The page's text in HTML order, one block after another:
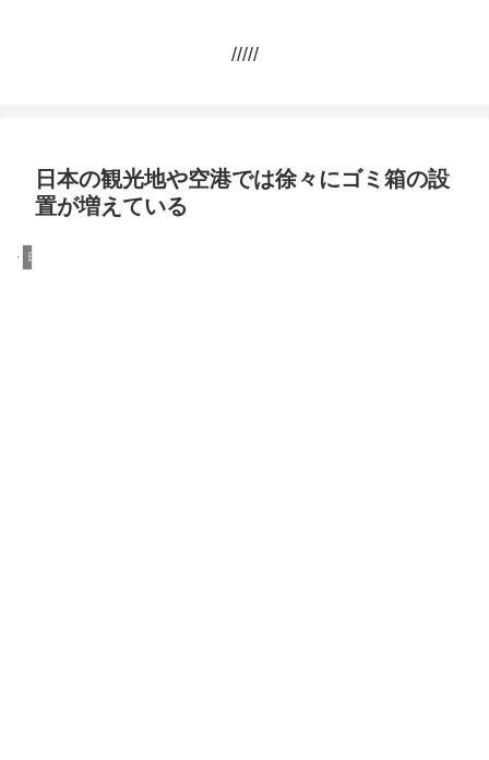
/////
日本の観光地や空港では徐々にゴミ箱の設
置が増えている
日本